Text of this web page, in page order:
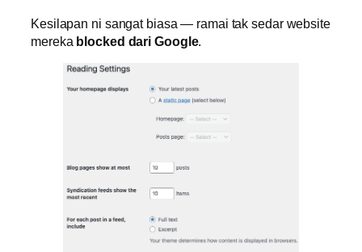
Kesilapan ni sangat biasa — ramai tak sedar website
mereka blocked dari Google.